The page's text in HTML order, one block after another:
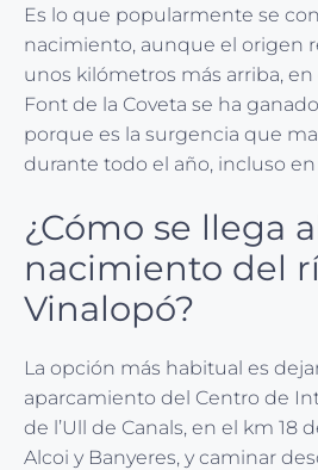
Es lo que popularmente se
nacimiento, aunque el origen
unos kilómetros más arriba, en
Font de la Coveta se ha
porque es la surgencia que
durante todo el año, incluso
¿Cómo se llega
nacimiento del
Vinalopó?
La opción más habitual es
aparcamiento del Centro de
de l’Ull de Canals, en el km 18
Alcoi y Banyeres, y caminar